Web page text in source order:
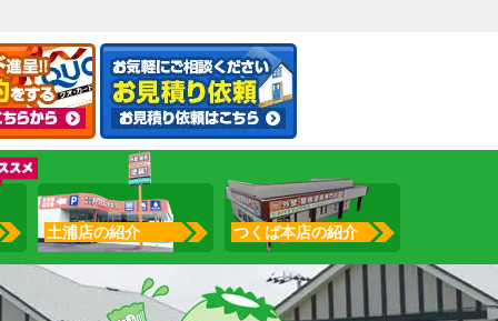
土浦店の紹介 つくば本店の紹介